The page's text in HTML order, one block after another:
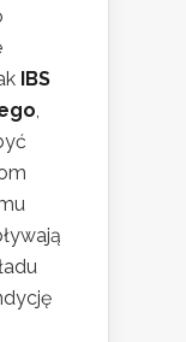
IBS
,